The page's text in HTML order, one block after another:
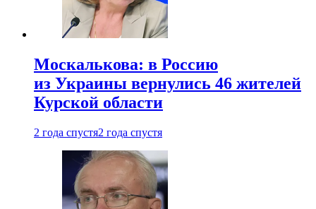
Москалькова: в Россию
из Украины вернулись 46 жителей
Курской области
2 года спустя2 года спустя